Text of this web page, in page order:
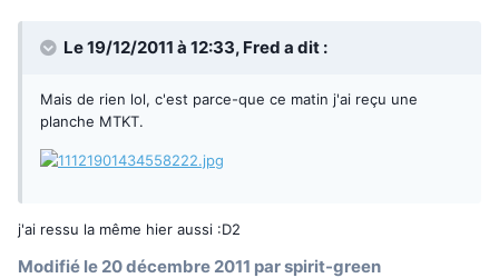
Le 19/12/2011 à 12:33, Fred a dit :
Mais de rien lol, c'est parce-que ce matin j'ai reçu une
planche MTKT.
j'ai ressu la même hier aussi :D2
Modifié le 20 décembre 2011 par spirit-green